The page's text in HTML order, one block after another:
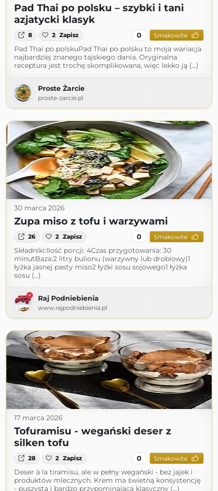
Pad Thai po polsku – szybki i tani
azjatycki klasyk
8 2 Zapisz 0 Smakowite
Pad Thai po polskuPad Thai po polsku to moja wariacja
najbardziej znanego tajskiego dania. Oryginalna
receptura jest trochę skomplikowana, więc lekko ją (...)
Proste Żarcie
proste-zarcie.pl
30 marca 2026
Zupa miso z tofu i warzywami
26 2 Zapisz 0 Smakowite
Składniki:Ilość porcji: 4Czas przygotowania: 30
minutBaza:2 litry bulionu (warzywny lub drobiowy)1
łyżka jasnej pasty miso2 łyżki sosu sojowego1 łyżka
sosu (...)
Raj Podniebienia
www.rajpodniebienia.pl
17 marca 2026
Tofuramisu - wegański deser z
silken tofu
28 2 Zapisz 0 Smakowite
Deser à la tiramisu, ale w pełny wegański - bez jajek i
produktów mlecznych. Krem ma świetną konsystencję
- puszystą i bardzo przypominającą klasyczny (...)